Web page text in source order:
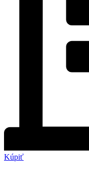
Kúpiť